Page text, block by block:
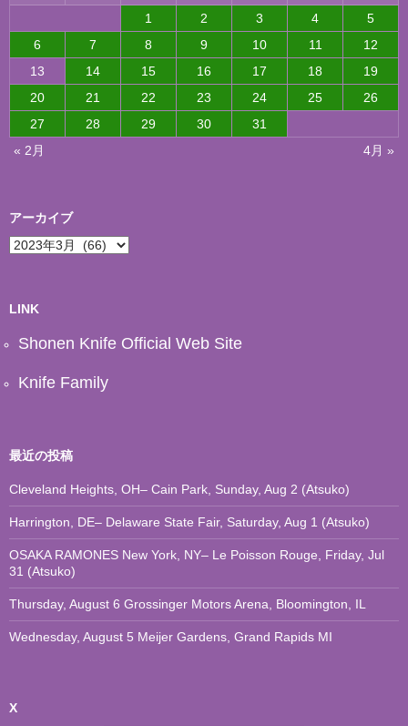
1
2 3 4
5
6
7 8 9 10 11
12
13
14 15 16 17 18
19
20
21 22 23 24 25
26
27
28 29 30
31
« 2月
4月 »
アーカイブ
ア
ブ
LINK
Shonen Knife Official Web Site
Knife Family
最近の投稿
Cleveland Heights, OH– Cain Park, Sunday, Aug 2 (Atsuko)
Harrington, DE– Delaware State Fair, Saturday, Aug 1 (Atsuko)
OSAKA RAMONES New York, NY– Le Poisson Rouge, Friday, Jul
31 (Atsuko)
Thursday, August 6 Grossinger Motors Arena, Bloomington, IL
Wednesday, August 5 Meijer Gardens, Grand Rapids MI
X